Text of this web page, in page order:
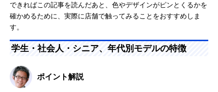
できればこの記事を読んだあと、色やデザインがピンとくるかを
確かめるために、実際に店舗で触ってみることをおすすめしま
す。
学生・社会人・シニア、年代別モデルの特徴
ポイント解説